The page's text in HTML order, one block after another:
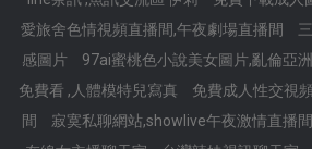
愛旅舍色情視頻直播間,午夜劇場直播間
感圖片
97ai蜜桃色小說美女圖片,亂倫亞
免費看 ,人體模特兒寫真
免費成人性交視
間
寂寞私聊網站,showlive午夜激情直播間